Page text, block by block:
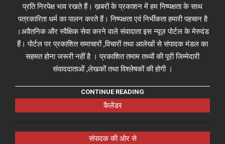
प्रति निरपेक्ष भाव रखते हैं। ख़बरों के प्रकाशन में हम निष्पक्षता के साथ
पत्रकारिता धर्म का पालन करते हैं। निष्पक्षता एवं निर्भीकता हमारी पहचान है
।अवैतनिक और स्वैक्षिक सेवा करने वाले संवादाता इस न्यूज़ पोर्टल के मेरुदंड
हैं। पोर्टल पर प्रकाशित समाचारों ,विचारों तथा आलेखों से संपादक मंडल का
सहमत होना जरूरी नहीं है । प्रकाशित तमाम तथ्यों की पूरी जिम्मेदारी
संवाददाताओं ,लेखकों तथा विश्लेषकों की होगी ।
CONTINUE READING
कैलेंडर
संपादक की ओर से